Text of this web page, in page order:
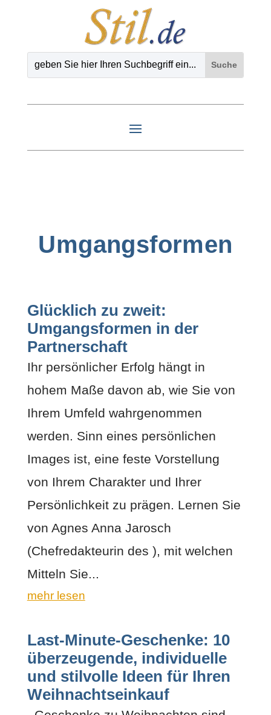
Umgangsformen
Glücklich zu zweit:
Umgangsformen in der
Partnerschaft
Ihr persönlicher Erfolg hängt in
hohem Maße davon ab, wie Sie von
Ihrem Umfeld wahrgenommen
werden. Sinn eines persönlichen
Images ist, eine feste Vorstellung
von Ihrem Charakter und Ihrer
Persönlichkeit zu prägen. Lernen Sie
von Agnes Anna Jarosch
(Chefredakteurin des ), mit welchen
Mitteln Sie...
mehr lesen
Last-Minute-Geschenke: 10
überzeugende, individuelle
und stilvolle Ideen für Ihren
Weihnachtseinkauf